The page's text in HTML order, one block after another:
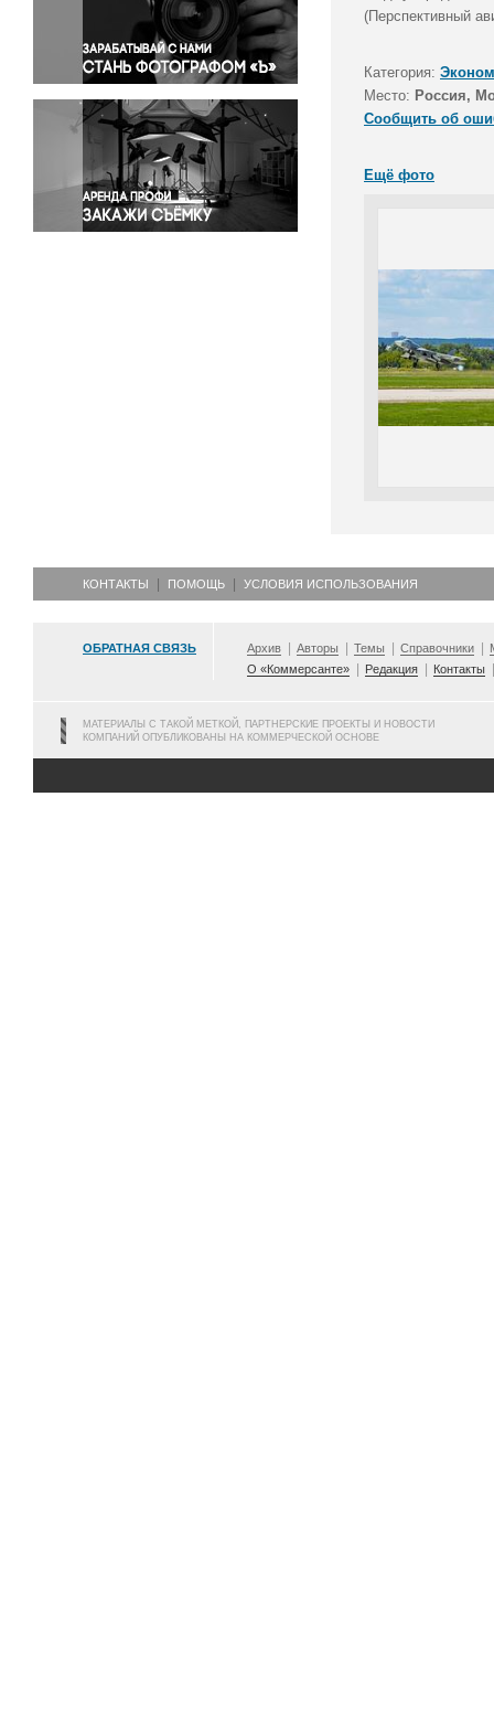
Правосудие
Происшествия и конфликты
Религия
Светская жизнь
Спорт
Экология
Экономика и бизнес
(Перспективный
Категория:
Место: Россия,
Сообщить об
Ещё фото
КОНТАКТЫ ПОМОЩЬ УСЛОВИЯ ИСПОЛЬЗОВАНИЯ
ОБРАТНАЯ СВЯЗЬ Архив Авторы Темы Справочники
О «Коммерсанте»
Редакция Контакты
МАТЕРИАЛЫ С ТАКОЙ МЕТКОЙ, ПАРТНЕРСКИЕ ПРОЕКТЫ И НОВОСТИ
КОМПАНИЙ ОПУБЛИКОВАНЫ НА КОММЕРЧЕСКОЙ ОСНОВЕ